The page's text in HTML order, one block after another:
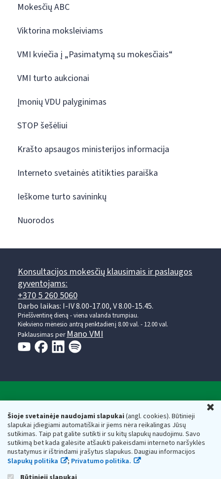
Šioje svetainėje naudojami slapukai(angl. cookies). Būtinieji
slapukai įdiegiami automatiškai ir jiems nėra reikalingas Jūsų
sutikimas. Taip pat galite sutikti ir su kitų slapukų naudojimu. Savo
sutikimą bet kada galėsite atšaukti pakeisdami interneto naršyklės
nustatymus ir ištrindami įrašytus slapukus. Daugiau informacijos
Slapukų politika
; Privatumo politika.
Mokesčių ABC
Viktorina moksleiviams
VMI kviečia į „Pasimatymą su mokesčiais“
VMI turto aukcionai
Įmonių VDU palyginimas
STOP šešėliui
Krašto apsaugos ministerijos informacija
Interneto svetainės atitikties paraiška
Ieškome turto savininkų
Nuorodos
Konsultacijos mokesčių klausimais ir paslaugos
gyventojams:
+370 5 260 5060
Darbo laikas: I-IV 8.00-17.00, V 8.00-15.45.
Prieššventinę dieną - viena valanda trumpiau.
Kiekvieno mėnesio antrą penktadienį 8.00 val. - 12.00 val.
Paklausimas per Mano VMI
Respublikos finansų ministerijos
Biudžetinė įstaiga. Juridinio asmens kodas — 188659752,
adresas: Vasario 16-osios g. 14, 01107 Vilnius, Lietuva, el.paštas:
vmi@vmi.lt, E. pristatymo dėžutės adresas 188659752
Duomenys apie Valstybinę mokesčių inspekciją prie Lietuvos
Respublikos finansų ministerijos kaupiami ir saugomi Juridinių